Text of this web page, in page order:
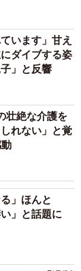
います」甘え
ダイブする姿
」と反響
壮絶な介護を
れない」と覚
」ほんと
」と話題に